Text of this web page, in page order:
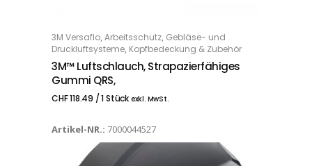
IN DEN WARENKORB
3M Versaflo,Arbeitsschutz, Gebläse- und
Druckluftsysteme, Kopfbedeckung & Zubehör
3M™ Luftschlauch, Strapazierfähiges
Gummi QRS,
CHF118.49 / 1 Stück exkl. MwSt.
Artikel-NR.: 7000044527